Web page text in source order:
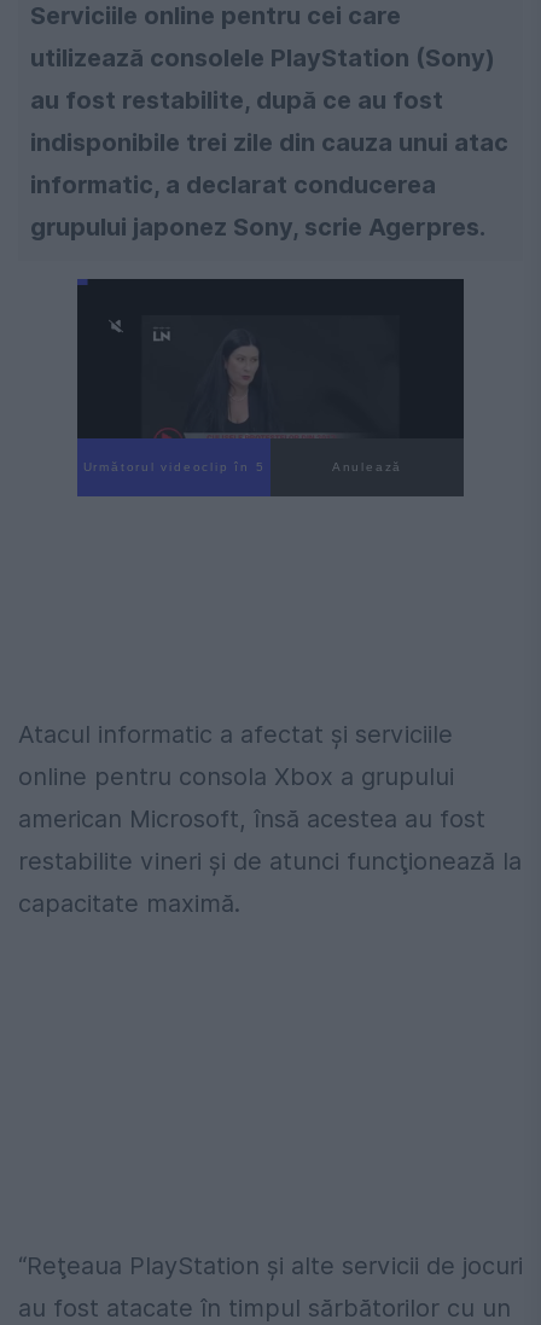
Serviciile online pentru cei care
utilizează consolele PlayStation (Sony)
au fost restabilite, după ce au fost
indisponibile trei zile din cauza unui atac
informatic, a declarat conducerea
grupului japonez Sony, scrie Agerpres.
Următorul videoclip în 4 Anulează
Atacul informatic a afectat şi serviciile
online pentru consola Xbox a grupului
american Microsoft, însă acestea au fost
restabilite vineri şi de atunci funcţionează la
capacitate maximă.
“Reţeaua PlayStation şi alte servicii de jocuri
au fost atacate în timpul sărbătorilor cu un